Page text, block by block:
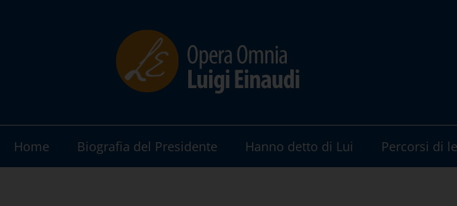
Home Biografia del Presidente Hanno detto di Lui Percorsi di